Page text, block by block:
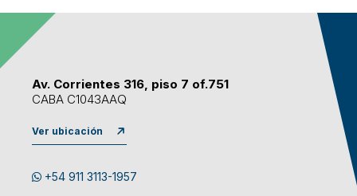
Av. Corrientes 316, piso 7 of.751
CABA C1043AAQ
Ver ubicación
+54 911 3113-1957